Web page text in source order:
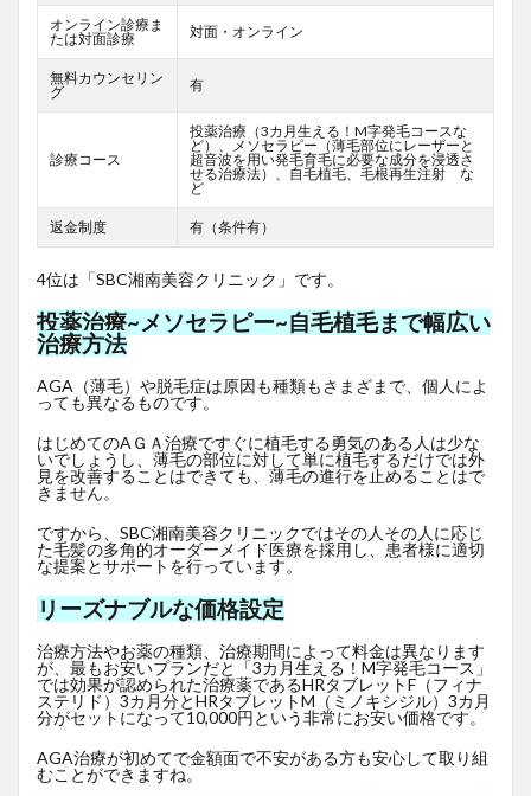
オンライン診療ま
たは対面診療
対面・オンライン
無料カウンセリン
グ
有
診療コース
投薬治療（3カ月生える！M字発毛コースな
ど）、メソセラピー（薄毛部位にレーザーと
超音波を用い発毛育毛に必要な成分を浸透さ
せる治療法）、自毛植毛、毛根再生注射 な
ど
返金制度 有（条件有）
4位は「SBC湘南美容クリニック」です。
投薬治療~メソセラピー~自毛植毛まで幅広い
治療方法
AGA（薄毛）や脱毛症は原因も種類もさまざまで、個人によ
っても異なるものです。
はじめてのAＧＡ治療ですぐに植毛する勇気のある人は少な
いでしょうし、薄毛の部位に対して単に植毛するだけでは外
見を改善することはできても、薄毛の進行を止めることはで
きません。
ですから、SBC湘南美容クリニックではその人その人に応じ
た毛髪の多角的オーダーメイド医療を採用し、患者様に適切
な提案とサポートを行っています。
リーズナブルな価格設定
治療方法やお薬の種類、治療期間によって料金は異なります
が、最もお安いプランだと「3カ月生える！M字発毛コース」
では効果が認められた治療薬であるHRタブレットF （フィナ
ステリド）3カ月分とHRタブレットM（ミノキシジル）3カ月
分がセットになって10,000円という非常にお安い価格です。
AGA治療が初めてで金額面で不安がある方も安心して取り組
むことができますね。